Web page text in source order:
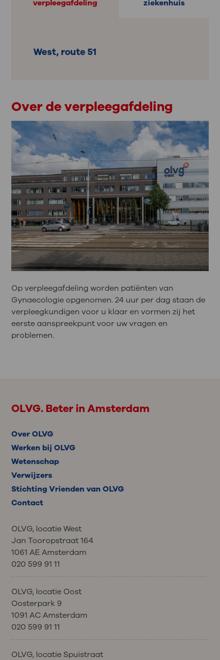
verpleegafdeling
ziekenhuis
West, route 51
Over de verpleegafdeling
Op verpleegafdeling worden patiënten van
Gynaecologie opgenomen. 24 uur per dag staan de
verpleegkundigen voor u klaar en vormen zij het
eerste aanspreekpunt voor uw vragen en
problemen.
OLVG. Beter in Amsterdam
Over OLVG
Werken bij OLVG
Wetenschap
Verwijzers
Stichting Vrienden van OLVG
Contact
OLVG, locatie West
Jan Tooropstraat 164
1061 AE Amsterdam
020 599 91 11
OLVG, locatie Oost
Oosterpark 9
1091 AC Amsterdam
020 599 91 11
OLVG, locatie Spuistraat